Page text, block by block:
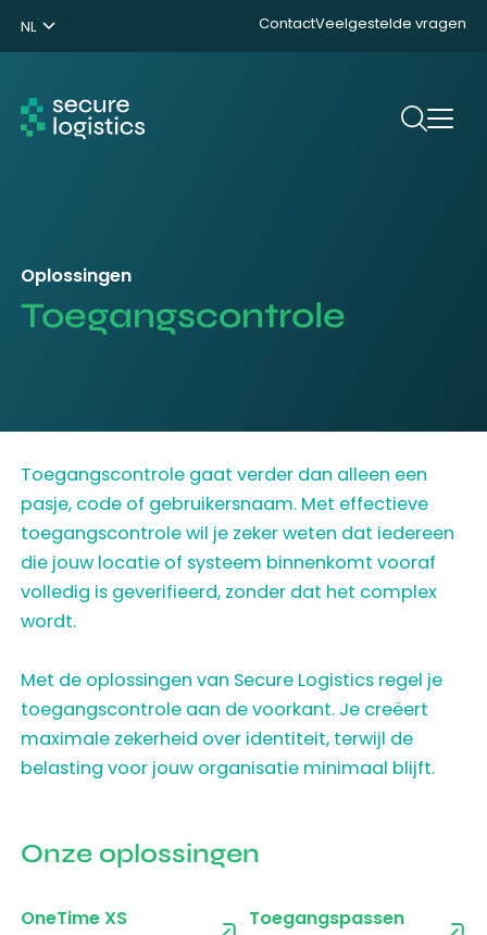
NL
ENG
DE
ContactVeelgestelde vragen
Oplossingen
Toegangscontrole
Toegangscontrole gaat verder dan alleen een
pasje, code of gebruikersnaam. Met effectieve
toegangscontrole wil je zeker weten dat iedereen
die jouw locatie of systeem binnenkomt vooraf
volledig is geverifieerd, zonder dat het complex
wordt.
Met de oplossingen van Secure Logistics regel je
toegangscontrole aan de voorkant. Je creëert
maximale zekerheid over identiteit, terwijl de
belasting voor jouw organisatie minimaal blijft.
Onze oplossingen
OneTime XS Toegangspassen